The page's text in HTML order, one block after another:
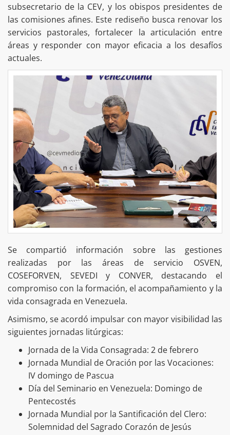
subsecretario de la CEV, y los obispos presidentes de
las comisiones afines. Este rediseño busca renovar los
servicios pastorales, fortalecer la articulación entre
áreas y responder con mayor eficacia a los desafíos
actuales.
Se compartió información sobre las gestiones
realizadas por las áreas de servicio OSVEN,
COSEFORVEN, SEVEDI y CONVER, destacando el
compromiso con la formación, el acompañamiento y la
vida consagrada en Venezuela.
Asimismo, se acordó impulsar con mayor visibilidad las
siguientes jornadas litúrgicas:
Jornada de la Vida Consagrada: 2 de febrero
Jornada Mundial de Oración por las Vocaciones:
IV domingo de Pascua
Día del Seminario en Venezuela: Domingo de
Pentecostés
Jornada Mundial por la Santificación del Clero:
Solemnidad del Sagrado Corazón de Jesús